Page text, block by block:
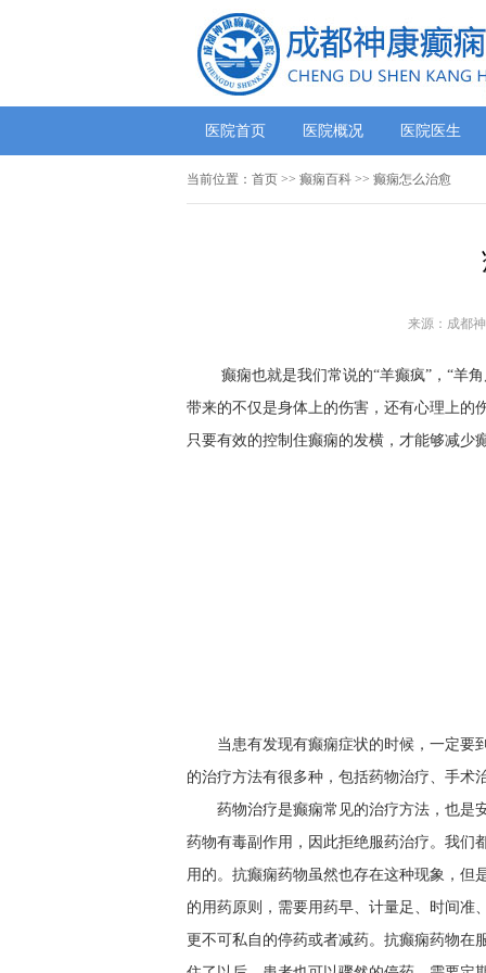
医院首页 医院概况 医院医生
当前位置： 首页 >> 癫痫百科 >> 癫痫怎么治愈
来源：成都
癫痫也就是我们常说的“羊癫疯”，“羊
带来的不仅是身体上的伤害，还有心理上的
只要有效的控制住癫痫的发横，才能够减少
当患有发现有癫痫症状的时候，一定要
的治疗方法有很多种，包括药物治疗、手术
药物治疗是癫痫常见的治疗方法，也是
药物有毒副作用，因此拒绝服药治疗。我们
用的。抗癫痫药物虽然也存在这种现象，但
的用药原则，需要用药早、计量足、时间准
更不可私自的停药或者减药。抗癫痫药物在